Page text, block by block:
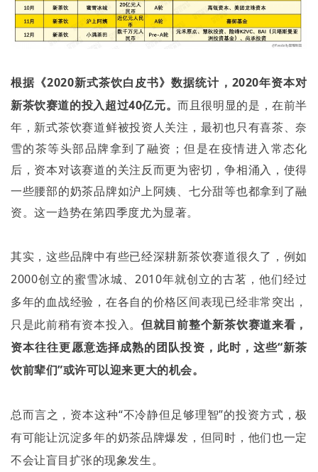
根据《2020新式茶饮白皮书》数据统计， 2020年资本对
新茶饮赛道的投入超过40亿元。而且很明显的是，在前半
年，新式茶饮赛道鲜被投资人关注，最初也只有喜茶、奈
雪的茶等头部品牌拿到了融资；但是在疫情进入常态化
后，资本对该赛道的关注反而更为密切，争相涌入，使得
一些腰部的奶茶品牌如沪上阿姨、七分甜等也都拿到了融
资。这一趋势在第四季度尤为显著。
其实，这些品牌中有些已经深耕新茶饮赛道很久了，例如
2000创立的蜜雪冰城、2010年就创立的古茗，他们经过
多年的血战经验，在各自的价格区间表现已经非常突出，
只是此前稍有资本投入。 但就目前整个新茶饮赛道来看，
资本往往更愿意选择成熟的团队投资，此时，这些“新茶
饮前辈们”或许可以迎来更大的机会。
总而言之，资本这种“不冷静但足够理智”的投资方式，极
有可能让沉淀多年的奶茶品牌爆发，但同时，他们也一定
不会让盲目扩张的现象发生。